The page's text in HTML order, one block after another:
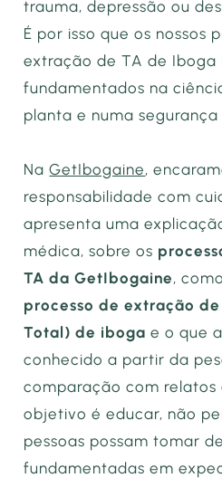
trauma, depressão ou
É por isso que os nossos
extração de TA de Iboga
fundamentados na
planta e numa segurança
NaGetIbogaine,
responsabilidade com
apresenta uma
médica, sobre os
TA da GetIbogaine,
processo de extração
Total) de iboga e o que
conhecido a partir da
comparação com relatos
objetivo é educar, não
pessoas possam tomar
fundamentadas em